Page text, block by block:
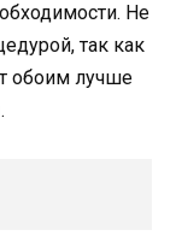
Не
так как
обоим лучше